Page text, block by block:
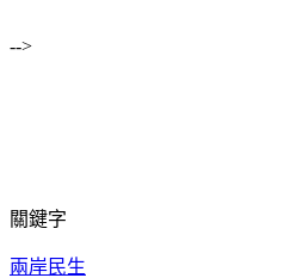
-->
關鍵字
兩岸民生